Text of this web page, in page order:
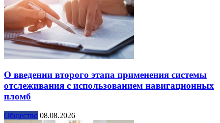
О введении второго этапа применения системы
отслеживания с использованием навигационных
пломб
Общество 08.08.2026